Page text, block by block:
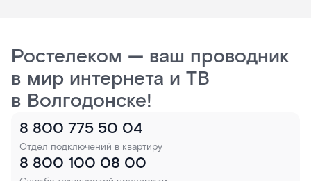
Ростелеком — ваш проводник
в мир интернета и ТВ
в Волгодонске!
8 800 775 50 04
Отдел подключений в квартиру
8 800 100 08 00